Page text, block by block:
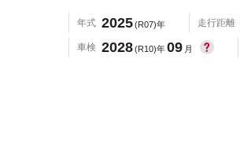
年式 2025(R07)年 走行距離
車検 2028(R10)年09 月